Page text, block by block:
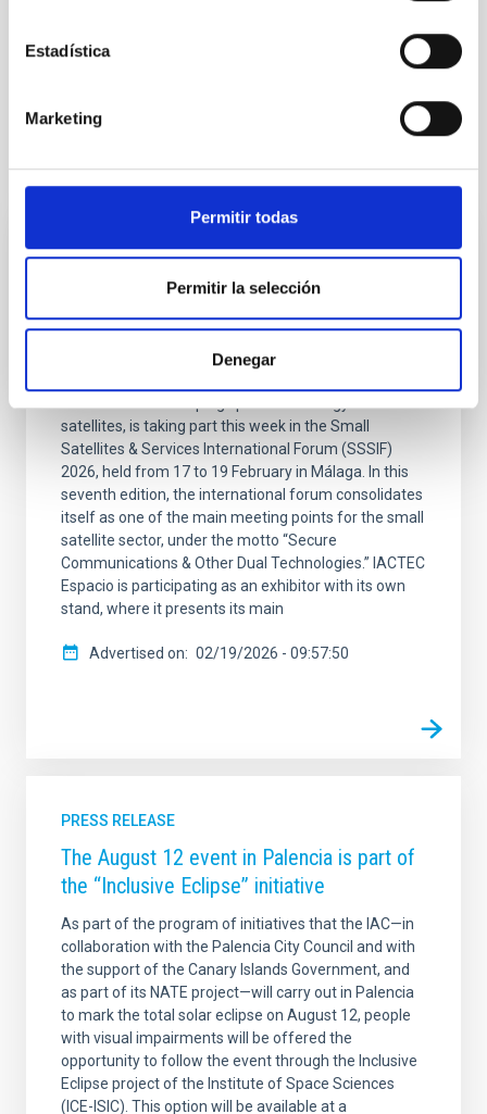
Estadística
Marketing
Permitir todas
Permitir la selección
Denegar
It may interest you
PRESS RELEASE
The IAC promotes its space technology at
the international SSSIF 2026 forum
The team from IACTEC Espacio, the department of
satellites, is taking part this week in the Small
Satellites & Services International Forum (SSSIF)
2026, held from 17 to 19 February in Málaga. In this
seventh edition, the international forum consolidates
itself as one of the main meeting points for the small
satellite sector, under the motto “Secure
Communications & Other Dual Technologies.” IACTEC
Espacio is participating as an exhibitor with its own
stand, where it presents its main
Advertised on 02/19/2026 - 09:57:50
PRESS RELEASE
The August 12 event in Palencia is part of
the “Inclusive Eclipse” initiative
As part of the program of initiatives that the IAC—in
collaboration with the Palencia City Council and with
the support of the Canary Islands Government, and
as part of its NATE project—will carry out in Palencia
to mark the total solar eclipse on August 12, people
with visual impairments will be offered the
opportunity to follow the event through the Inclusive
Eclipse project of the Institute of Space Sciences
(ICE-ISIC). This option will be available at a